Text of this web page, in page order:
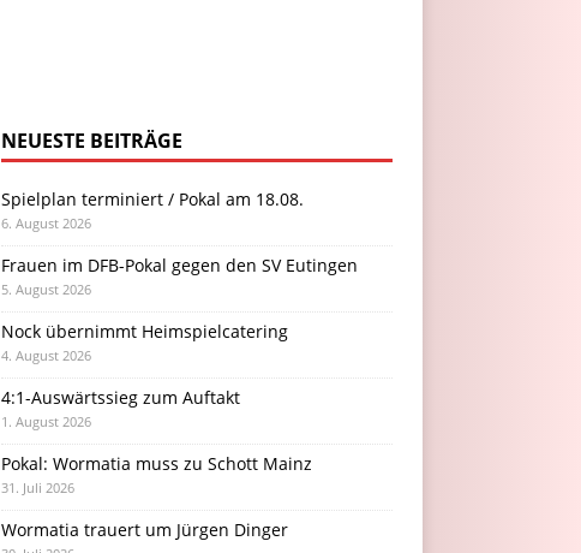
NEUESTE BEITRÄGE
Spielplan terminiert / Pokal am 18.08.
6. August 2026
Frauen im DFB-Pokal gegen den SV Eutingen
5. August 2026
Nock übernimmt Heimspielcatering
4. August 2026
4:1-Auswärtssieg zum Auftakt
1. August 2026
Pokal: Wormatia muss zu Schott Mainz
31. Juli 2026
Wormatia trauert um Jürgen Dinger